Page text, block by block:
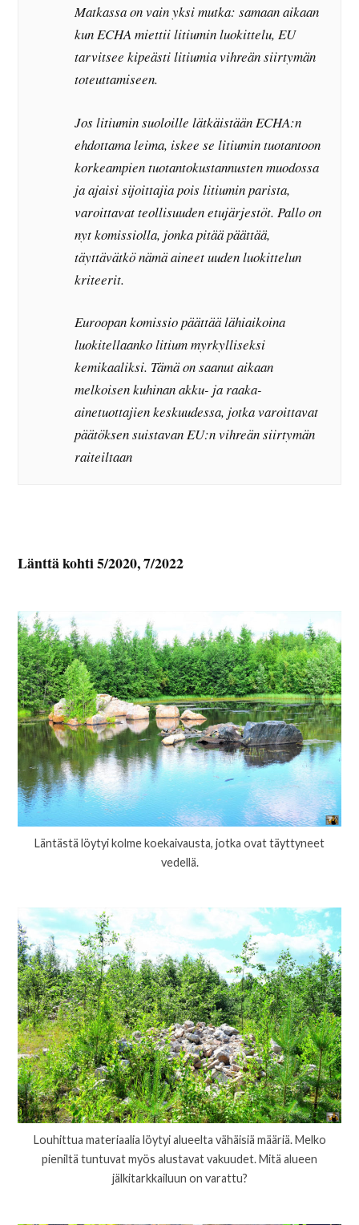
Matkassa on vain yksi mutka: samaan aikaan
kun ECHA miettii litiumin luokittelu, EU
tarvitsee kipeästi litiumia vihreän siirtymän
toteuttamiseen.
Jos litiumin suoloille lätkäistään ECHA:n
ehdottama leima, iskee se litiumin tuotantoon
korkeampien tuotantokustannusten muodossa
ja ajaisi sijoittajia pois litiumin parista,
varoittavat teollisuuden etujärjestöt. Pallo on
nyt komissiolla, jonka pitää päättää,
täyttävätkö nämä aineet uuden luokittelun
kriteerit.
Euroopan komissio päättää lähiaikoina
luokitellaanko litium myrkylliseksi
kemikaaliksi. Tämä on saanut aikaan
melkoisen kuhinan akku- ja raaka-
ainetuottajien keskuudessa, jotka varoittavat
päätöksen suistavan EU:n vihreän siirtymän
raiteiltaan
Länttä kohti 5/2020, 7/2022
Läntästä löytyi kolme koekaivausta, jotka ovat täyttyneet
vedellä.
Louhittua materiaalia löytyi alueelta vähäisiä määriä. Melko
pieniltä tuntuvat myös alustavat vakuudet. Mitä alueen
jälkitarkkailuun on varattu?